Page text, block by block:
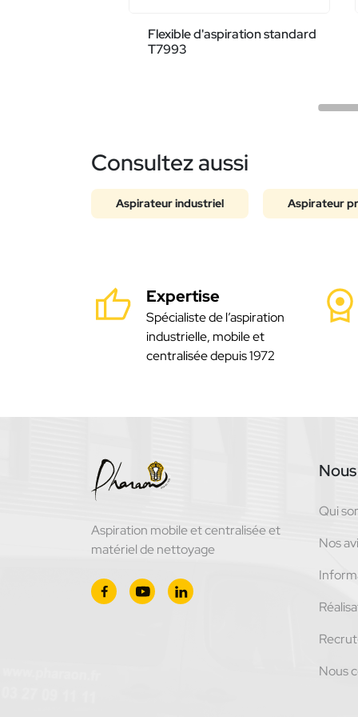
Flexible d'aspiration standard
T7993
Consultez aussi
Aspirateur industriel Aspirateur
Expertise
Spécialiste de l’aspiration
industrielle, mobile et
centralisée depuis 1972
Aspiration mobile et centralisée et
matériel de nettoyage
Qui
Nos
Nous